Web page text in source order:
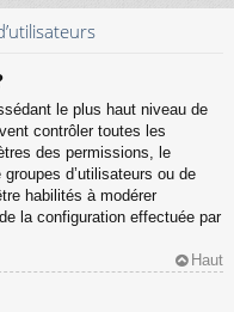
le plus haut niveau de
contrôler toutes les
des permissions, le
d’utilisateurs ou de
habilités à modérer
la configuration effectuée par
Haut